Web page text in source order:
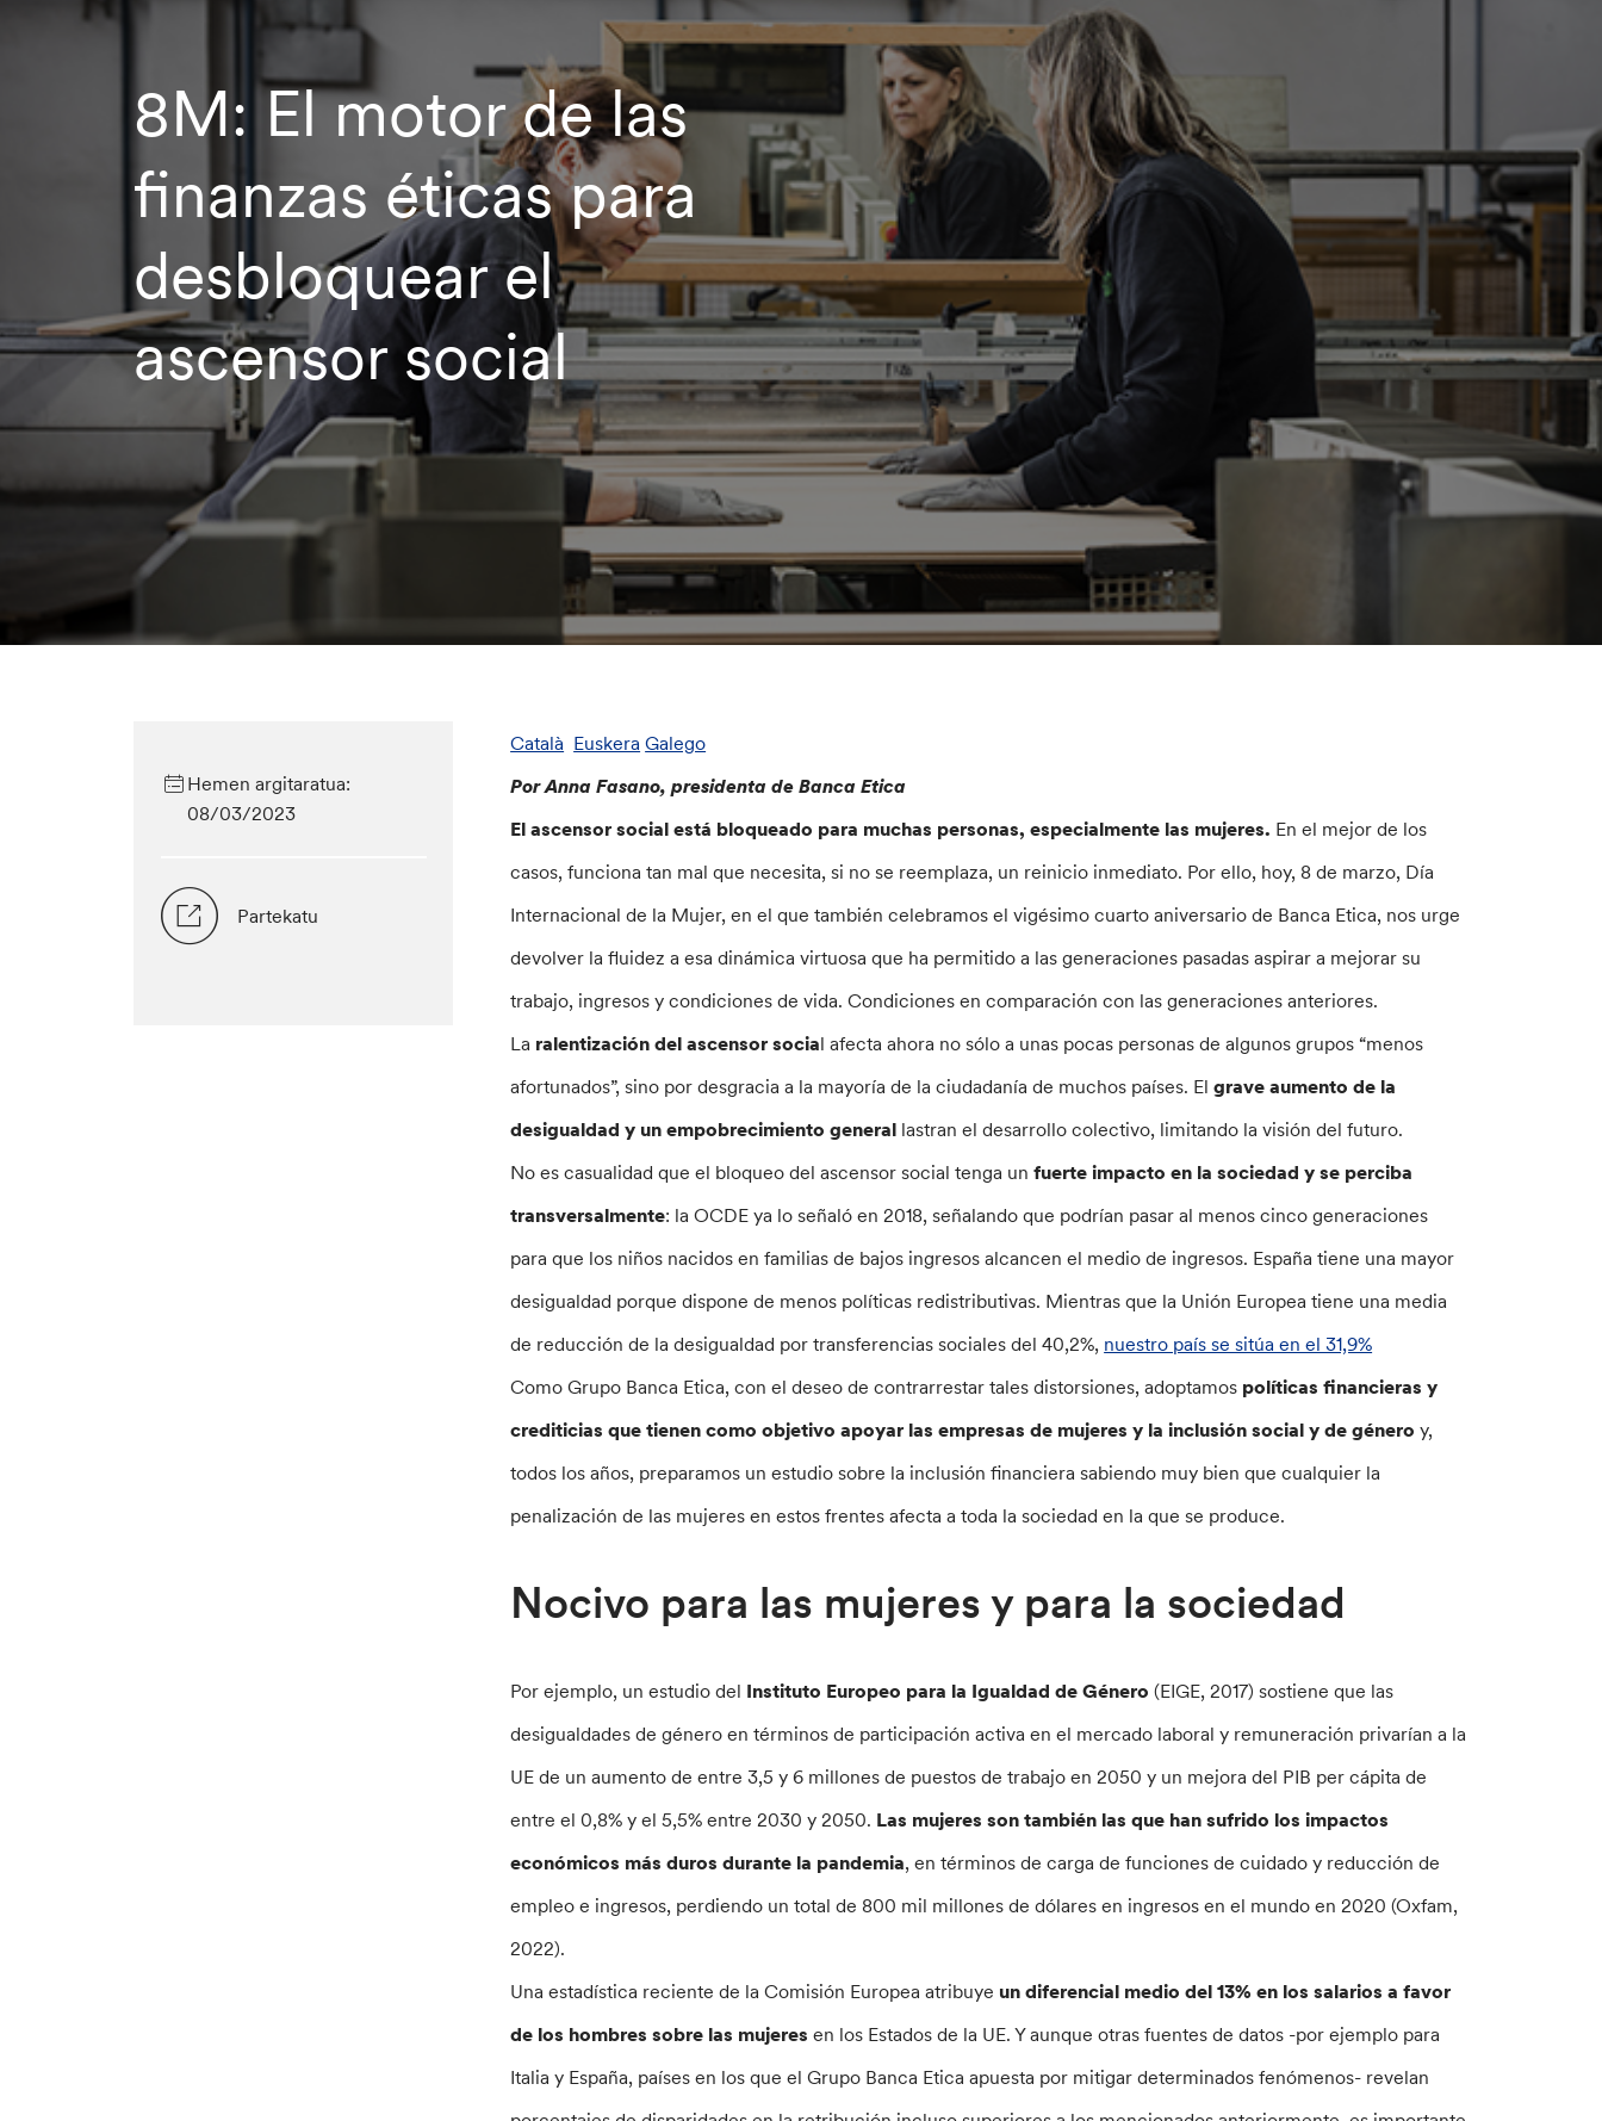
8M: El motor de las
finanzas éticas para
desbloquear el
ascensor social
Hemen argitaratua:
08/03/2023
Partekatu
Català Euskera Galego
Por Anna Fasano, presidenta de Banca Etica
El ascensor social está bloqueado para muchas personas, especialmente las mujeres. En el mejor de los
casos, funciona tan mal que necesita, si no se reemplaza, un reinicio inmediato. Por ello, hoy, 8 de marzo, Día
Internacional de la Mujer, en el que también celebramos el vigésimo cuarto aniversario de Banca Etica, nos urge
devolver la fluidez a esa dinámica virtuosa que ha permitido a las generaciones pasadas aspirar a mejorar su
trabajo, ingresos y condiciones de vida. Condiciones en comparación con las generaciones anteriores.
La ralentización del ascensor social afecta ahora no sólo a unas pocas personas de algunos grupos “menos
afortunados”, sino por desgracia a la mayoría de la ciudadanía de muchos países. Elgrave aumento de la
desigualdad y un empobrecimiento general lastran el desarrollo colectivo, limitando la visión del futuro.
No es casualidad que el bloqueo del ascensor social tenga unfuerte impacto en la sociedad y se perciba
transversalmente: la OCDE ya lo señaló en 2018, señalando que podrían pasar al menos cinco generaciones
para que los niños nacidos en familias de bajos ingresos alcancen el medio de ingresos. España tiene una mayor
desigualdad porque dispone de menos políticas redistributivas. Mientras que la Unión Europea tiene una media
de reducción de la desigualdad por transferencias sociales del 40,2%, nuestro país se sitúa en el 31,9%
Como Grupo Banca Etica, con el deseo de contrarrestar tales distorsiones, adoptamos políticas financieras y
crediticias que tienen como objetivo apoyar las empresas de mujeres y la inclusión social y de géneroy,
todos los años, preparamos un estudio sobre la inclusión financiera sabiendo muy bien que cualquier la
penalización de las mujeres en estos frentes afecta a toda la sociedad en la que se produce.
Nocivo para las mujeres y para la sociedad
Por ejemplo, un estudio del Instituto Europeo para la Igualdad de Género(EIGE, 2017) sostiene que las
desigualdades de género en términos de participación activa en el mercado laboral y remuneración privarían a la
UE de un aumento de entre 3,5 y 6 millones de puestos de trabajo en 2050 y un mejora del PIB per cápita de
entre el 0,8% y el 5,5% entre 2030 y 2050. Las mujeres son también las que han sufrido los impactos
económicos más duros durante la pandemia, en términos de carga de funciones de cuidado y reducción de
empleo e ingresos, perdiendo un total de 800 mil millones de dólares en ingresos en el mundo en 2020 (Oxfam,
2022).
Una estadística reciente de la Comisión Europea atribuye un diferencial medio del 13% en los salarios a favor
de los hombres sobre las mujeresen los Estados de la UE. Y aunque otras fuentes de datos -por ejemplo para
Italia y España, países en los que el Grupo Banca Etica apuesta por mitigar determinados fenómenos- revelan